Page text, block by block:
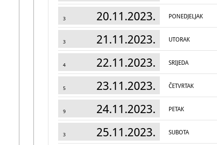
3 20.11.2023. PONEDJELJAK
3 21.11.2023. UTORAK
4 22.11.2023. SRIJEDA
5 23.11.2023. ČETVRTAK
9 24.11.2023. PETAK
3 25.11.2023. SUBOTA